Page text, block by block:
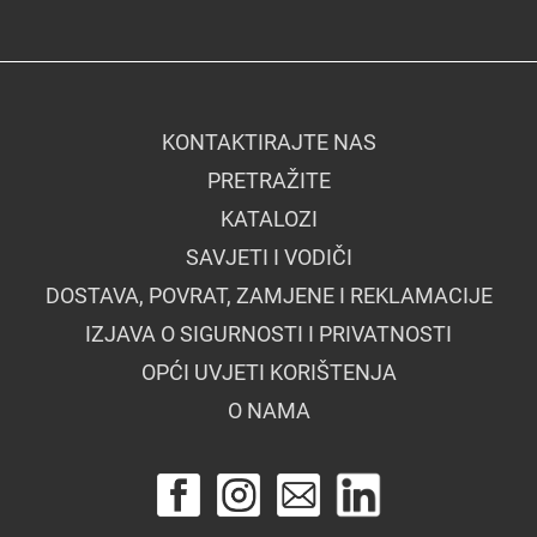
KONTAKTIRAJTE NAS
PRETRAŽITE
KATALOZI
SAVJETI I VODIČI
DOSTAVA, POVRAT, ZAMJENE I REKLAMACIJE
IZJAVA O SIGURNOSTI I PRIVATNOSTI
OPĆI UVJETI KORIŠTENJA
O NAMA